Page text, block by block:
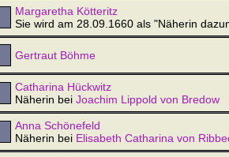
Margaretha Kötteritz
Sie wird am 28.09.1660 als "Näherin
Gertraut Böhme
Catharina Hückwitz
Näherin bei Joachim Lippold von Bredow
Anna Schönefeld
Näherin bei Elisabeth Catharina von